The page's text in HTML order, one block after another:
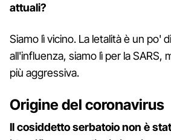
attuali?
Siamo lì vicino. La letalità è un po'
all'influenza, siamo lì per la SARS,
più aggressiva.
Origine del coronavirus
Il cosiddetto serbatoio non è